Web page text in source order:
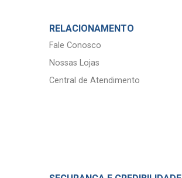
RELACIONAMENTO
Fale Conosco
Nossas Lojas
Central de Atendimento